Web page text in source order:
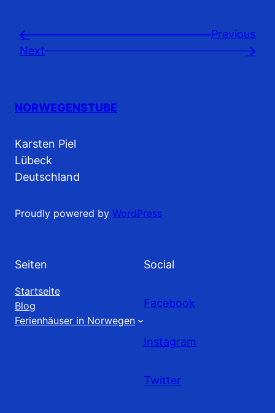
←
Previousㅤ
Next
→
NORWEGENSTUBE
Karsten Piel
Lübeck
Deutschland
Proudly powered by WordPress
Seiten
Startseite
Blog
Ferienhäuser in Norwegen
Social
Facebook
Instagram
Twitter